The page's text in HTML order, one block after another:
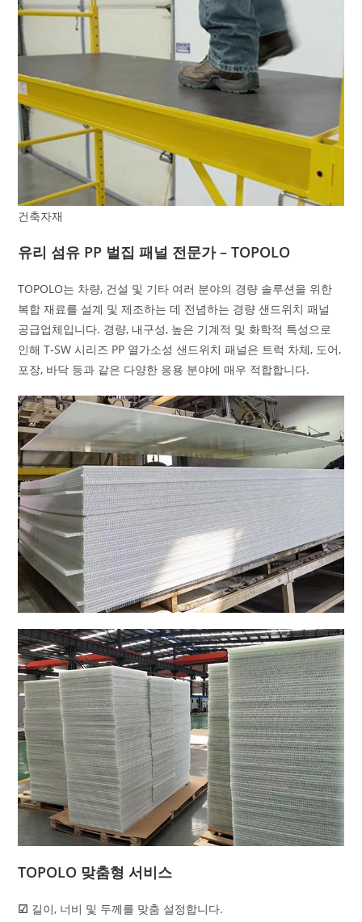
건축자재
유리 섬유 PP 벌집 패널 전문가 – TOPOLO
TOPOLO는 차량, 건설 및 기타 여러 분야의 경량 솔루션을 위한
복합 재료를 설계 및 제조하는 데 전념하는 경량 샌드위치 패널
공급업체입니다. 경량, 내구성, 높은 기계적 및 화학적 특성으로
인해 T-SW 시리즈 PP 열가소성 샌드위치 패널은 트럭 차체, 도어,
포장, 바닥 등과 같은 다양한 응용 분야에 매우 적합합니다.
TOPOLO 맞춤형 서비스
☑ 길이, 너비 및 두께를 맞춤 설정합니다.